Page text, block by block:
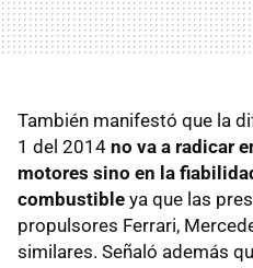
También manifestó que la
1 del 2014 no va a radicar
motores sino en la
combustible ya que las
propulsores Ferrari,
similares. Señaló además